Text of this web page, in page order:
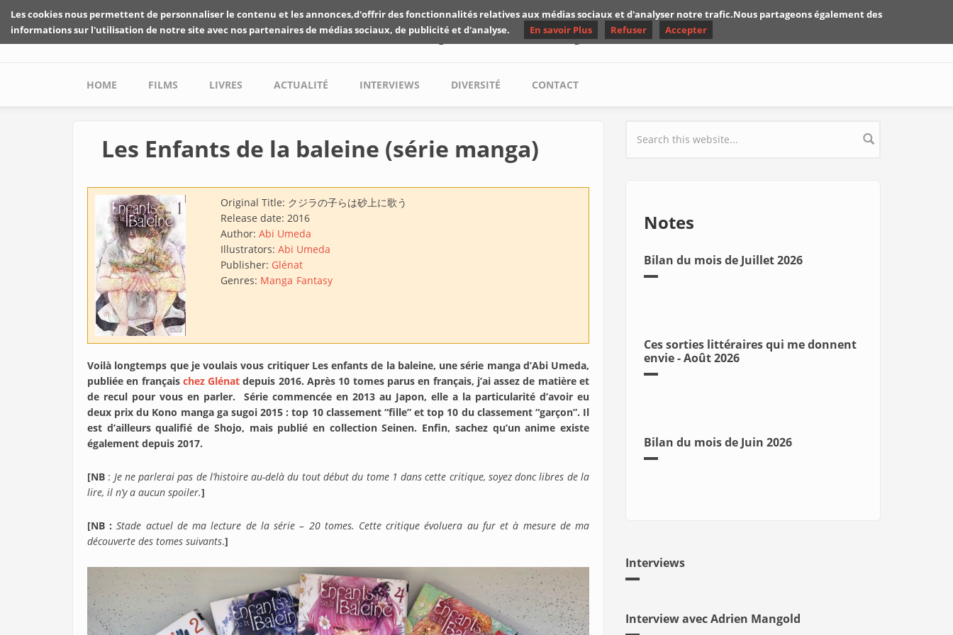
Skip to main content
Les critiques de Yuyine
Main menu
HOME FILMS LIVRES ACTUALITÉ INTERVIEWS DIVERSITÉ CONTACT
Les Enfants de la baleine (série manga)
Original Title: クジラの子らは砂上に歌う
Release date: 2016
Author: Abi Umeda
Illustrators: Abi Umeda
Publisher: Glénat
Genres: Manga Fantasy
Voilà longtemps que je voulais vous critiquer Les enfants de la baleine, une série manga d’Abi Umeda,
publiée en français chez Glénat depuis 2016. Après 10 tomes parus en français, j’ai assez de matière et
de recul pour vous en parler. Série commencée en 2013 au Japon, elle a la particularité d’avoir eu
deux prix du Kono manga ga sugoi 2015 : top 10 classement “fille” et top 10 du classement “garçon”. Il
est d’ailleurs qualifié de Shojo, mais publié en collection Seinen. Enfin, sachez qu’un anime existe
également depuis 2017.
[NB : Je ne parlerai pas de l’histoire au-delà du tout début du tome 1 dans cette critique, soyez donc libres de la
lire, il n’y a aucun spoiler.]
[NB :Stade actuel de ma lecture de la série – 20 tomes. Cette critique évoluera au fur et à mesure de ma
découverte des tomes suivants.]
Search form
Notes
Bilan du mois de Juillet 2026
Ces sorties littéraires qui me donnent
envie - Août 2026
Bilan du mois de Juin 2026
Interviews
Interview avec Adrien Mangold
Les cookies nous permettent de personnaliser le contenu et les annonces,d'offrir des fonctionnalités relatives aux médias sociaux et d'analyser notre trafic.Nous partageons également des
informations sur l'utilisation de notre site avec nos partenaires de médias sociaux, de publicité et d'analyse.
En savoir Plus Refuser Accepter